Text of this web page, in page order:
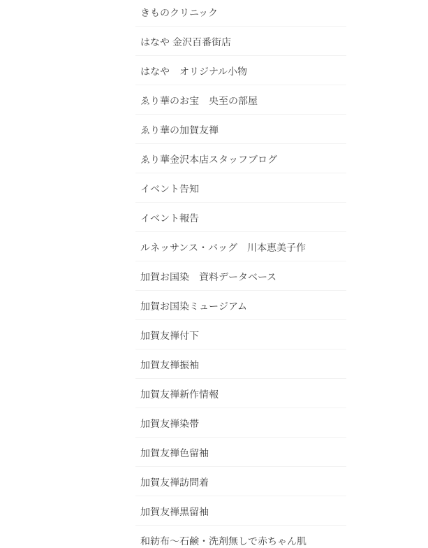
きものクリニック
はなや 金沢百番街店
はなや オリジナル小物
ゑり華のお宝 央至の部屋
ゑり華の加賀友禅
ゑり華金沢本店スタッフブログ
イベント告知
イベント報告
ルネッサンス・バッグ 川本恵美子作
加賀お国染 資料データベース
加賀お国染ミュージアム
加賀友禅付下
加賀友禅振袖
加賀友禅新作情報
加賀友禅染帯
加賀友禅色留袖
加賀友禅訪問着
加賀友禅黒留袖
和紡布～石鹸・洗剤無しで赤ちゃん肌